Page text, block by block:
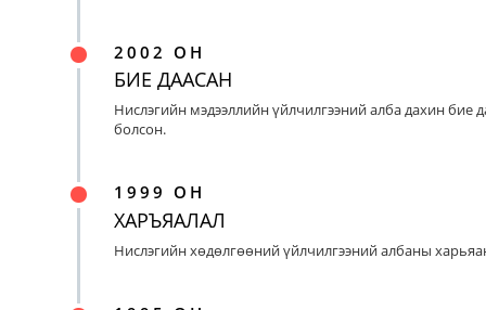
2002 ОН
БИЕ ДААСАН
Нислэгийн мэдээллийн үйлчилгээний алба дахин бие
болсон.
1999 ОН
ХАРЪЯАЛАЛ
Нислэгийн хөдөлгөөний үйлчилгээний албаны